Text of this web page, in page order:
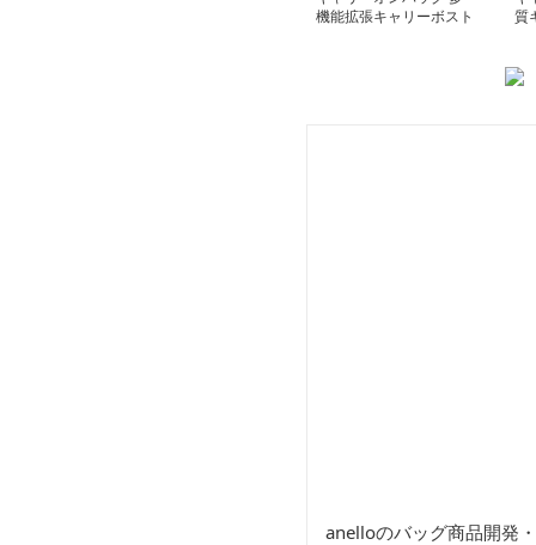
機能拡張キャリーボスト
質
anelloのバッグ商品開発